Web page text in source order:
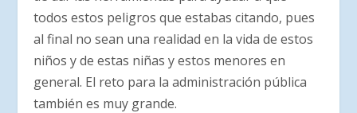
todos estos peligros que estabas citando, pues
al final no sean una realidad en la vida de estos
niños y de estas niñas y estos menores en
general. El reto para la administración pública
también es muy grande.